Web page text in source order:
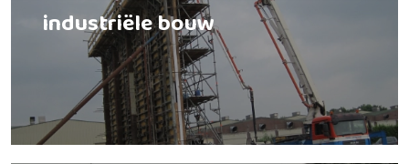
industriële bouw